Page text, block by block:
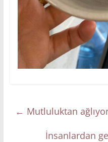
← Mutluluktan
İnsanlardan